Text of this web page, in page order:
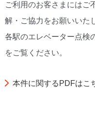
ご利用のお客さまにはご
解・ご協力をお願いいた
各駅のエレベーター点検
をご覧ください。
本件に関するPDFはこ